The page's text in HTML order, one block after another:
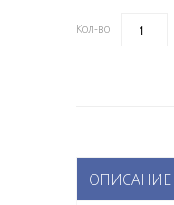
Кол-во: Количество
ОПИСАНИЕ